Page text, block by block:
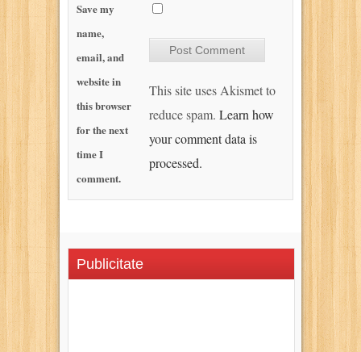
Save my
name,
email, and
website in
this browser
for the next
time I
comment.
This site uses Akismet to
reduce spam. Learn how
your comment data is
processed.
Publicitate